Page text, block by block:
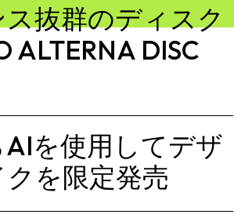
抜群のディスク
ALTERNA DISC
を使用してデザ
を限定発売